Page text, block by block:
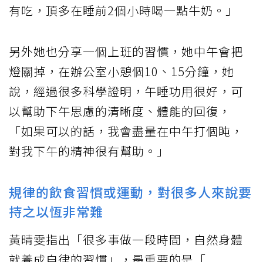
有吃，頂多在睡前2個小時喝一點牛奶。」
另外她也分享一個上班的習慣，她中午會把
燈關掉，在辦公室小憩個10、15分鐘，她
說，經過很多科學證明，午睡功用很好，可
以幫助下午思慮的清晰度、體能的回復，
「如果可以的話，我會盡量在中午打個盹，
對我下午的精神很有幫助。」
規律的飲食習慣或運動，對很多人來說要
持之以恆非常難
黃晴雯指出「很多事做一段時間，自然身體